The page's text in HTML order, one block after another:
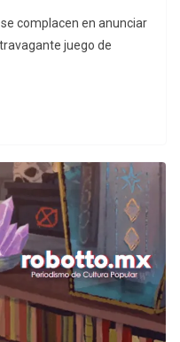
complacen en anunciar
juego de